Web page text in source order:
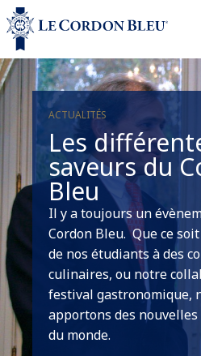
ACTUALITÉS
Les
saveurs du
Bleu
Il y a toujours un
Cordon Bleu. Que ce
de nos étudiants à des
culinaires, ou notre
festival gastronomique,
apportons des
du monde.